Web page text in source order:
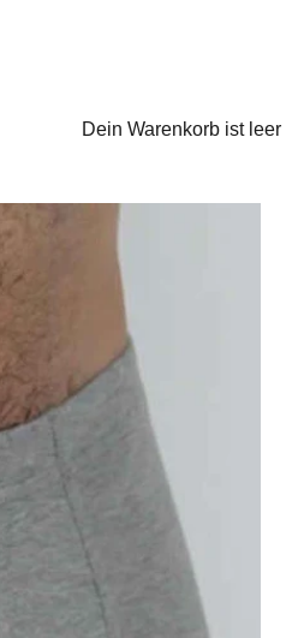
Dein Warenkorb ist leer